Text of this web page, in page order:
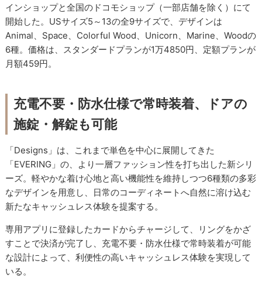
インショップと全国のドコモショップ（一部店舗を除く）にて
開始した。USサイズ5～13の全9サイズで、デザインは
Animal、Space、Colorful Wood、Unicorn、Marine、Woodの
6種。価格は、スタンダードプランが1万4850円、定額プランが
月額459円。
充電不要・防水仕様で常時装着、ドアの
施錠・解錠も可能
「Designs」は、これまで単色を中心に展開してきた
「EVERING」の、より一層ファッション性を打ち出した新シリ
ーズ。軽やかな着け心地と高い機能性を維持しつつ6種類の多彩
なデザインを用意し、日常のコーディネートへ自然に溶け込む
新たなキャッシュレス体験を提案する。
専用アプリに登録したカードからチャージして、リングをかざ
すことで決済が完了し、充電不要・防水仕様で常時装着が可能
な設計によって、利便性の高いキャッシュレス体験を実現して
いる。